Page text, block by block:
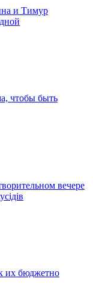
и Тимур
чтобы быть
вечере
их бюджетно